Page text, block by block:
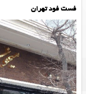
فست فود تهران